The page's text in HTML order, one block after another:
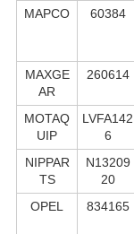
MAPCO 60384
MAXGE
AR
260614
MOTAQ
UIP
LVFA142
6
NIPPAR
TS
N13209
20
OPEL 834165